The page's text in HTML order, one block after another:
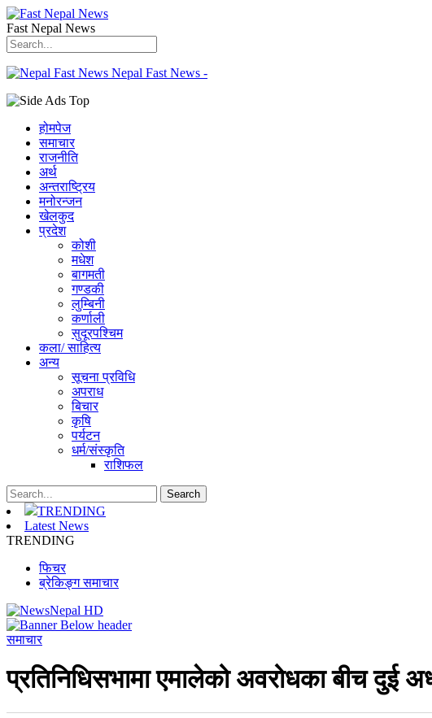
Fast Nepal News
Nepal Fast News -
होमपेज
समाचार
राजनीति
अर्थ
अन्तराष्ट्रिय
मनोरन्जन
खेलकुद
प्रदेश
कोशी
मधेश
बागमती
गण्डकी
लुम्बिनी
कर्णाली
सुदूरपश्चिम
कला/ साहित्य
अन्य
सूचना प्रविधि
अपराध
बिचार
कृषि
पर्यटन
धर्म/संस्कृति
राशिफल
TRENDING
Latest News
TRENDING
फिचर
ब्रेकिङ्ग समाचार
समाचार
प्रतिनिधिसभामा एमालेको अवरोधका बीच दुई